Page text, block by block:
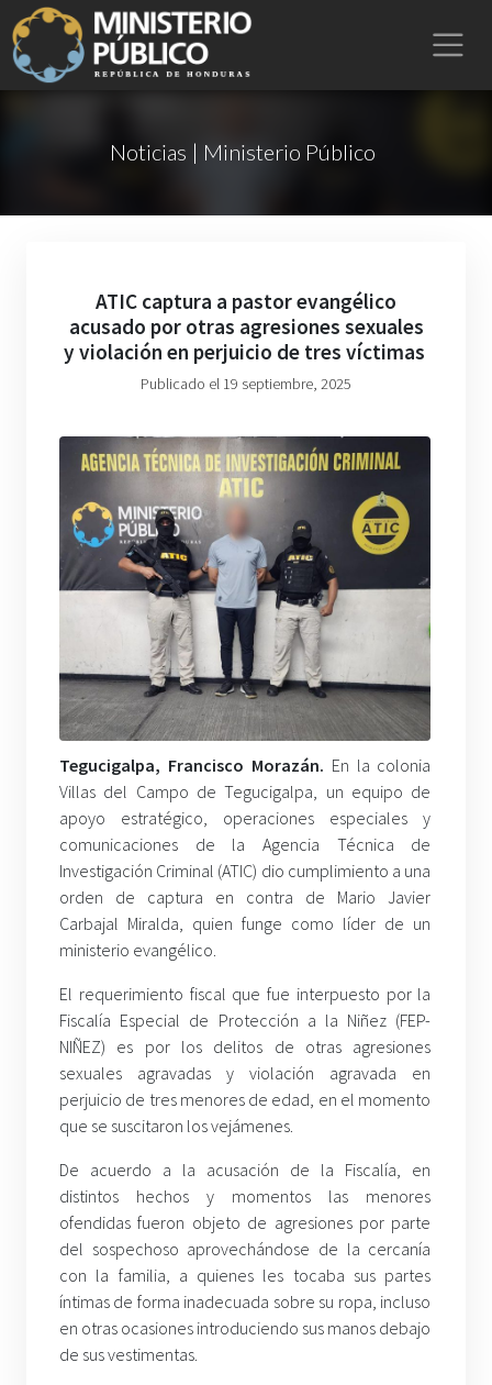
Noticias | Ministerio Público
ATIC captura a pastor evangélico
acusado por otras agresiones sexuales
y violación en perjuicio de tres víctimas
Publicado el 19 septiembre, 2025
Tegucigalpa, Francisco Morazán. En la colonia
Villas del Campo de Tegucigalpa, un equipo de
apoyo estratégico, operaciones especiales y
comunicaciones de la Agencia Técnica de
Investigación Criminal (ATIC) dio cumplimiento a una
orden de captura en contra de Mario Javier
Carbajal Miralda, quien funge como líder de un
ministerio evangélico.
El requerimiento fiscal que fue interpuesto por la
Fiscalía Especial de Protección a la Niñez (FEP-
NIÑEZ) es por los delitos de otras agresiones
sexuales agravadas y violación agravada en
perjuicio de tres menores de edad, en el momento
que se suscitaron los vejámenes.
De acuerdo a la acusación de la Fiscalía, en
distintos hechos y momentos las menores
ofendidas fueron objeto de agresiones por parte
del sospechoso aprovechándose de la cercanía
con la familia, a quienes les tocaba sus partes
íntimas de forma inadecuada sobre su ropa, incluso
en otras ocasiones introduciendo sus manos debajo
de sus vestimentas.